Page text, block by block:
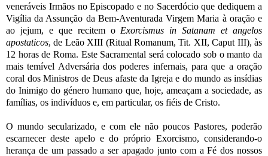
veneráveis ​​Irmãos no Episcopado e no Sacerdócio que dediquem a
Vigília da Assunção da Bem-Aventurada Virgem Maria à oração e
ao jejum, e que recitem o Exorcismus in Satanam et angelos
apostaticos, de Leão XIII (Ritual Romanum, Tit. XII, Caput III), às
12 horas de Roma. Este Sacramental será colocado sob o manto da
mais temível Adversária dos poderes infernais, para que a oração
coral dos Ministros de Deus afaste da Igreja e do mundo as insídias
do Inimigo do género humano que, hoje, ameaçam a sociedade, as
famílias, os indivíduos e, em particular, os fiéis de Cristo.
O mundo secularizado, e com ele não poucos Pastores, poderão
escarnecer deste apelo e do próprio Exorcismo, considerando-o
herança de um passado a ser apagado junto com a Fé dos nossos